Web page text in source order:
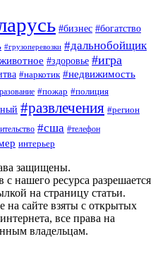
#бизнес #богатство
#грузоперевозки #дальнобойщик
#здоровье #игра
#наркотик #недвижимость
#пожар #полиция
#развлечения #регион
#сша #телефон
интерьер
защищены.
нашего ресурса разрешается
на страницу статьи.
на сайте взяты с открытых
все права на
владельцам.